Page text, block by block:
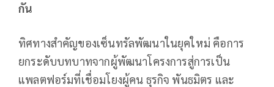
กัน
ทิศทางสำคัญของเซ็นทรัลพัฒนาในยุคใหม่ คือการ
ยกระดับบทบาทจากผู้พัฒนาโครงการสู่การเป็น
แพลตฟอร์มที่เชื่อมโยงผู้คน ธุรกิจ พันธมิตร และ